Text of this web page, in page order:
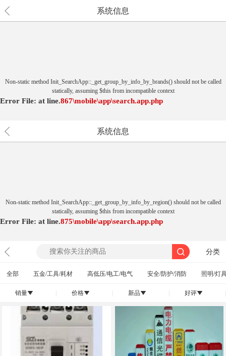
系统信息
Non-static method Init_SearchApp::_get_group_by_info_by_brands() should not be called
statically, assuming $this from incompatible context
Error File: \mobile\app\search.app.php
at 867
line.
系统信息
Non-static method Init_SearchApp::_get_group_by_info_by_region() should not be called
statically, assuming $this from incompatible context
Error File: \mobile\app\search.app.php
at 875
line.
分类
全部 五金/工具/耗材 高低压/电工/电气 安全/防护/消防 照明/灯
销量󰄢 价格󰄢 新品󰄢 好评󰄢